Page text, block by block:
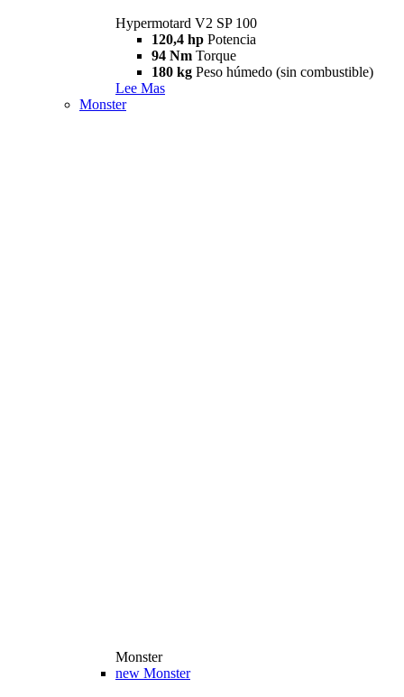
Hypermotard V2 SP 100
120,4 hp Potencia
94 Nm Torque
180 kg Peso húmedo (sin combustible)
Lee Mas
Monster
Monster
new Monster